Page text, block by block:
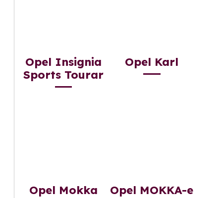
Opel Insignia
Sports Tourar
Opel Karl
Opel Mokka Opel MOKKA-e